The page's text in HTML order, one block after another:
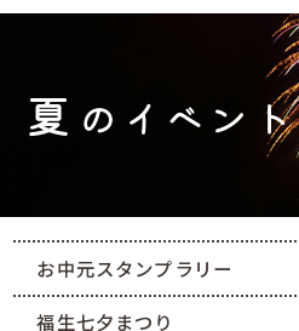
夏 のイベント
お中元スタンプラリー
福生七夕まつり